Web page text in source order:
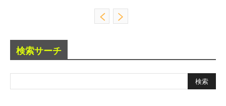
検索サーチ